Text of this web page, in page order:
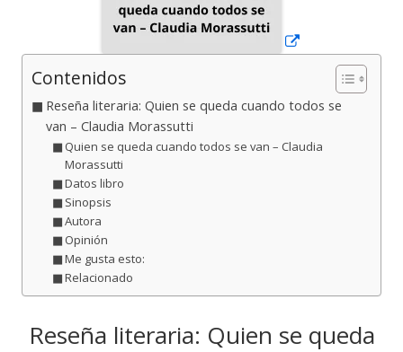
Contenidos
Reseña literaria: Quien se queda cuando todos se
van – Claudia Morassutti
Quien se queda cuando todos se van – Claudia
Morassutti
Datos libro
Sinopsis
Autora
Opinión
Me gusta esto:
Relacionado
Reseña literaria: Quien se queda